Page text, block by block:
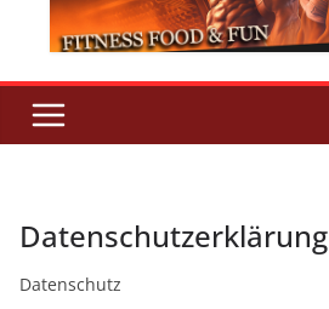
Datenschutzerklärung
Datenschutz